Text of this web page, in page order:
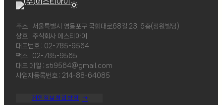
wb_sunny
주소 : 서울특별시 영등포구 국회대로68길 23, 6층(정원빌딩)
상호 : 주식회사 에스티아이
대표번호 : 02-785-9564
팩스 : 02-785-9565
대표 메일 : sti9564@gmail.com
사업자등록번호 : 214-88-64085
개인정보처리방침